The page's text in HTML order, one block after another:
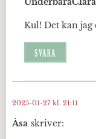
Kul! Det kan jag
SVARA
Åsa skriver:
2025-01-27 kl. 21:11